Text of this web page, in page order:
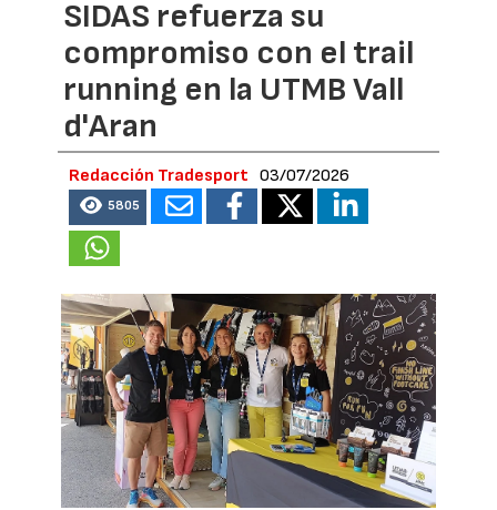
SIDAS refuerza su
compromiso con el trail
running en la UTMB Vall
d'Aran
Redacción Tradesport 03/07/2026
5805